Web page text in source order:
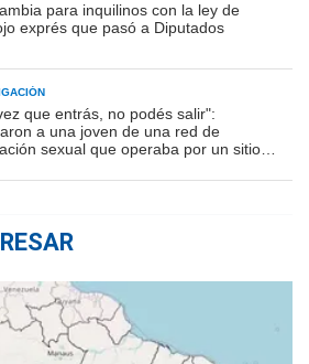
para inquilinos con la ley de
exprés que pasó a Diputados
que entrás, no podés salir":
a una joven de una red de
sexual que operaba por un sitio